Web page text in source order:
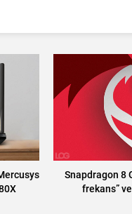
Snapdragon 8
frekans”